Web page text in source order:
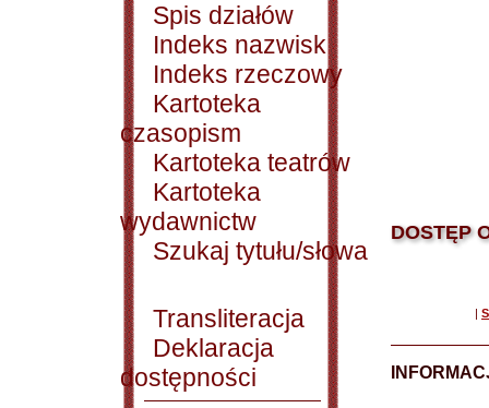
Spis działów
Indeks nazwisk
Indeks rzeczowy
Kartoteka
czasopism
Kartoteka teatrów
Kartoteka
wydawnictw
Szukaj tytułu/słowa
Transliteracja
Deklaracja
dostępności
DOSTĘP
|